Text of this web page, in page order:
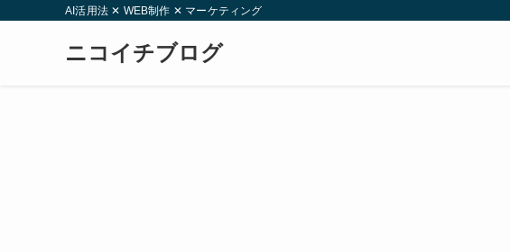
AI活用法 ✕ WEB制作 ✕ マーケティング
ニコイチブログ